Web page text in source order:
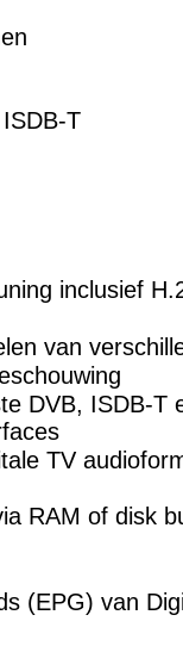
T
inclusief
van
DVB, ISDB-T
TV
RAM of disk
(EPG) van